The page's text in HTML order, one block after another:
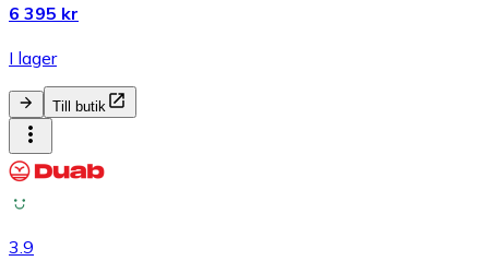
6 395 kr
I lager
Till butik
3.9